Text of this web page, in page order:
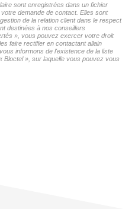
sont enregistrées dans un fichier
demande de contact. Elles sont
de la relation client dans le respect
destinées à nos conseillers
», vous pouvez exercer votre droit
faire rectifier en contactant allain
informons de l'existence de la liste
Bloctel », sur laquelle vous pouvez vous